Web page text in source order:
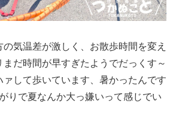
気温差が激しく、お散歩時間を変え
だ時間が早すぎたようでだっくす～
して歩いています、暑かったんです
りで夏なんか大っ嫌いって感じでい